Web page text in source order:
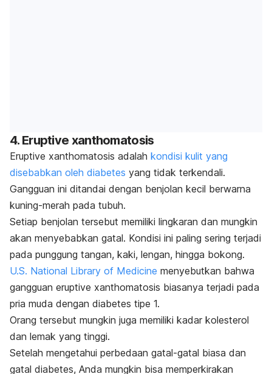
4. Eruptive xanthomatosis
Eruptive xanthomatosis adalah kondisi kulit yang
disebabkan oleh diabetes yang tidak terkendali.
Gangguan ini ditandai dengan benjolan kecil berwarna
kuning-merah pada tubuh.
Setiap benjolan tersebut memiliki lingkaran dan mungkin
akan menyebabkan gatal. Kondisi ini paling sering terjadi
pada punggung tangan, kaki, lengan, hingga bokong.
U.S. National Library of Medicine menyebutkan bahwa
gangguan eruptive xanthomatosis biasanya terjadi pada
pria muda dengan diabetes tipe 1.
Orang tersebut mungkin juga memiliki kadar kolesterol
dan lemak yang tinggi.
Setelah mengetahui perbedaan gatal-gatal biasa dan
gatal diabetes, Anda mungkin bisa memperkirakan